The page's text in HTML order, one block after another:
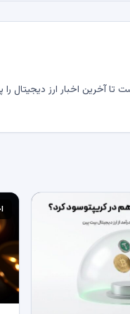
آخرین اخبار ارز دیجیتال